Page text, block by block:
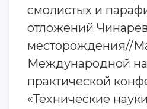
смолистых и
отложений
месторождения//
Международной
практической
«Технические